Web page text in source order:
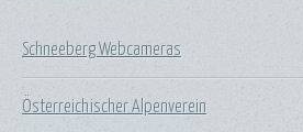
Schneeberg Webcameras
Österreichischer Alpenverein